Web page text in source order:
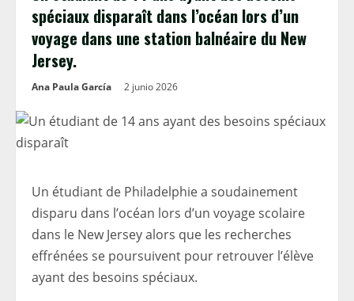
spéciaux disparaît dans l’océan lors d’un
voyage dans une station balnéaire du New
Jersey.
Ana Paula García 2 junio 2026
Un étudiant de Philadelphie a soudainement
disparu dans l’océan lors d’un voyage scolaire
dans le New Jersey alors que les recherches
effrénées se poursuivent pour retrouver l’élève
ayant des besoins spéciaux.